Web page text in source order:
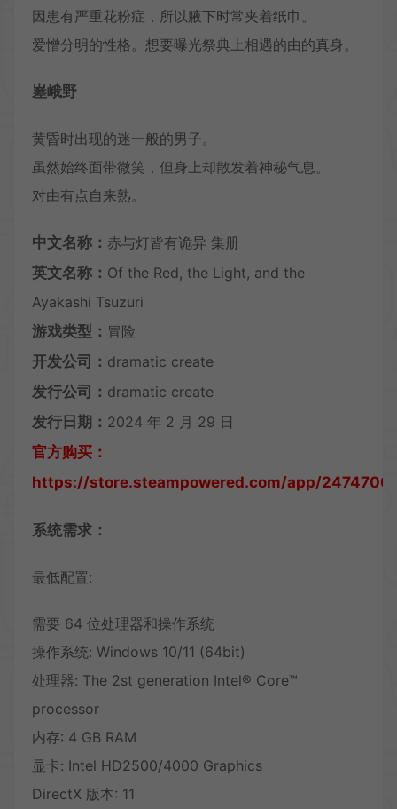
因患有严重花粉症，所以腋下时常夹着纸巾。
爱憎分明的性格。想要曝光祭典上相遇的由的真身。
嵳峨野
黄昏时出现的迷一般的男子。
虽然始终面带微笑，但身上却散发着神秘气息。
对由有点自来熟。
中文名称： 赤与灯皆有诡异 集册
英文名称： Of the Red, the Light, and the
Ayakashi Tsuzuri
游戏类型： 冒险
开发公司： dramatic create
发行公司： dramatic create
发行日期： 2024 年 2 月 29 日
官方购买：
https://store.steampowered.com/app/2474700/
系统需求：
最低配置:
需要 64 位处理器和操作系统
操作系统: Windows 10/11 (64bit)
处理器: The 2st generation Intel® Core™
processor
内存: 4 GB RAM
显卡: Intel HD2500/4000 Graphics
DirectX 版本: 11